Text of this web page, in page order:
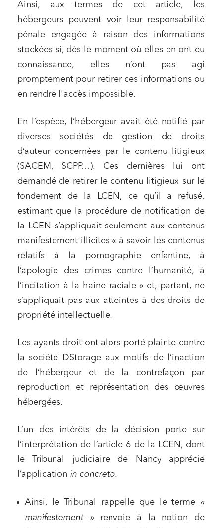
Ainsi, aux termes de cet article, les
hébergeurs peuvent voir leur responsabilité
pénale engagée à raison des informations
stockées si, dès le moment où elles en ont eu
connaissance, elles n’ont pas agi
promptement pour retirer ces informations ou
en rendre l'accès impossible.
En l’espèce, l’hébergeur avait été notifié par
diverses sociétés de gestion de droits
d’auteur concernées par le contenu litigieux
(SACEM, SCPP…). Ces dernières lui ont
demandé de retirer le contenu litigieux sur le
fondement de la LCEN, ce qu’il a refusé,
estimant que la procédure de notification de
la LCEN s’appliquait seulement aux contenus
manifestement illicites « à savoir les contenus
relatifs à la pornographie enfantine, à
l’apologie des crimes contre l’humanité, à
l’incitation à la haine raciale » et, partant, ne
s’appliquait pas aux atteintes à des droits de
propriété intellectuelle.
Les ayants droit ont alors porté plainte contre
la société DStorage aux motifs de l’inaction
de l’hébergeur et de la contrefaçon par
reproduction et représentation des œuvres
hébergées.
L’un des intérêts de la décision porte sur
l’interprétation de l’article 6 de la LCEN, dont
le Tribunal judiciaire de Nancy apprécie
l’application in concreto.
Ainsi, le Tribunal rappelle que le terme «
manifestement »renvoie à la notion de